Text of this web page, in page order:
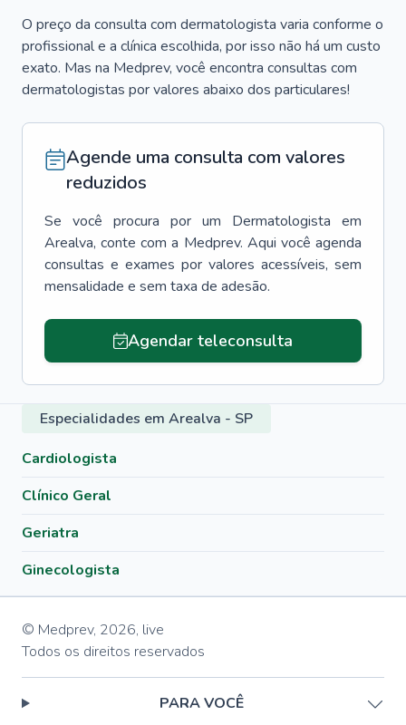
O preço da consulta com dermatologista varia conforme o
profissional e a clínica escolhida, por isso não há um custo
exato. Mas na Medprev, você encontra consultas com
dermatologistas por valores abaixo dos particulares!
Agende uma consulta com valores
reduzidos
Se você procura por um Dermatologista em
Arealva, conte com a Medprev. Aqui você agenda
consultas e exames por valores acessíveis, sem
mensalidade e sem taxa de adesão.
Agendar teleconsulta
Especialidades em Arealva - SP
Cardiologista
Clínico Geral
Geriatra
Ginecologista
© Medprev, 2026, live
Todos os direitos reservados
PARA VOCÊ